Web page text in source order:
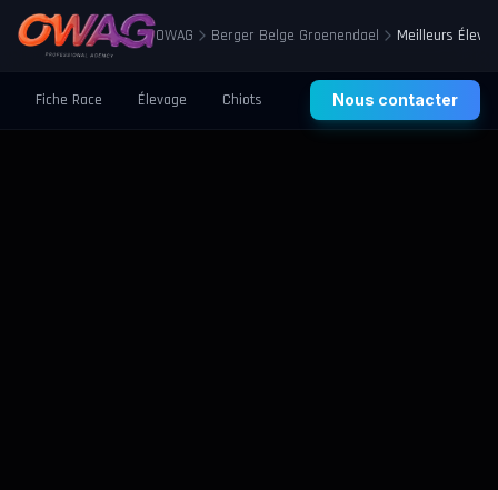
OWAG Berger Belge Groenendael Meilleurs
Fiche Race Élevage Chiots Santé Éducation
Nous contacter